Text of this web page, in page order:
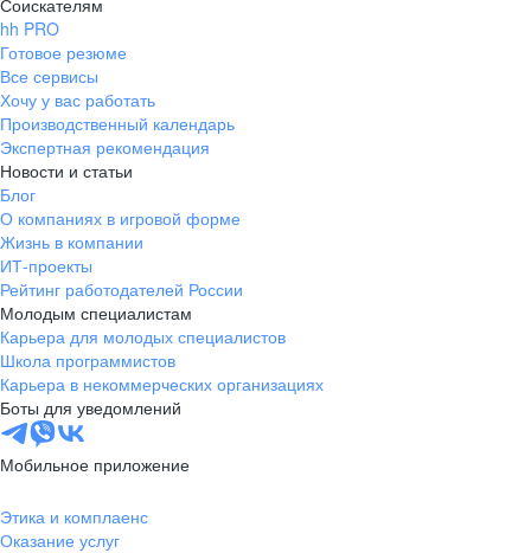
Соискателям
hh PRO
Готовое резюме
Все сервисы
Хочу у вас работать
Производственный календарь
Экспертная рекомендация
Новости и статьи
Блог
О компаниях в игровой форме
Жизнь в компании
ИТ-проекты
Рейтинг работодателей России
Молодым специалистам
Карьера для молодых специалистов
Школа программистов
Карьера в некоммерческих организациях
Боты для уведомлений
Мобильное приложение
Этика и комплаенс
Оказание услуг